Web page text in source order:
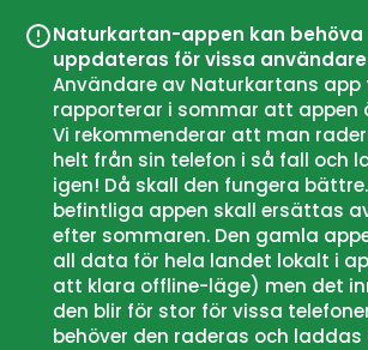
Naturkartan-appen kan behöva
uppdateras för vissa användare
Användare av Naturkartans app
rapporterar i sommar att appen
Vi rekommenderar att man
helt från sin telefon i så fall och
igen! Då skall den fungera
befintliga appen skall ersättas
efter sommaren. Den gamla
all data för hela landet lokalt i
att klara offline-läge) men det
den blir för stor för vissa
behöver den raderas och laddas